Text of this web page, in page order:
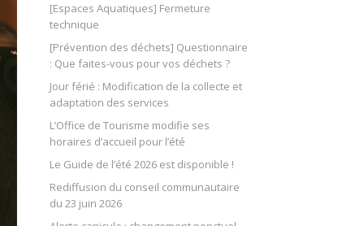
[Espaces Aquatiques] Fermeture
technique
[Prévention des déchets] Questionnaire
: Que faites-vous pour vos déchets ?
Jour férié : Modification de la collecte et
adaptation des services
L’Office de Tourisme modifie ses
horaires d’accueil pour l’été
Le Guide de l’été 2026 est disponible !
Rediffusion du conseil communautaire
du 23 juin 2026